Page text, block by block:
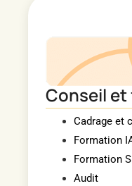
Conseil
Cadrage et
Formation
Formation
Audit